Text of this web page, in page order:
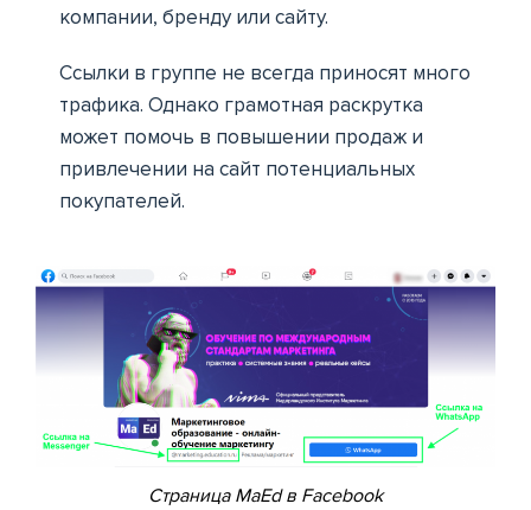
компании, бренду или сайту.
Ссылки в группе не всегда приносят много
трафика. Однако грамотная раскрутка
может помочь в повышении продаж и
привлечении на сайт потенциальных
покупателей.
Страница MaEd в Facebook